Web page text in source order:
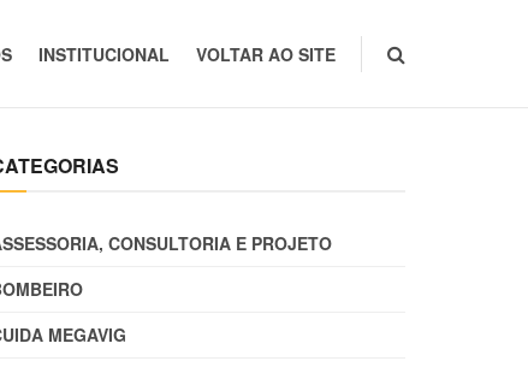
INSTITUCIONAL VOLTAR AO SITE
CONSULTORIA E PROJETO
MEGAVIG